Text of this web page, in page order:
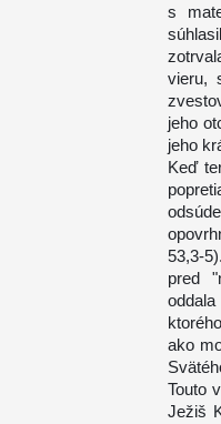
s
vieru,
jeho
jeho
Keď
53,3-
pred
ako
Touto
Ježiš